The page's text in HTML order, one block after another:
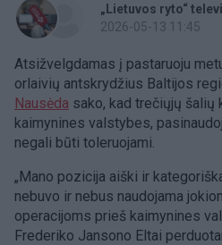
„Lietuvos ryto“
2026-05-13 11:45
Atsižvelgdamas į pastaruoju
orlaivių antskrydžius Baltijos
Nausėda sako, kad trečiųjų šalių
kaimynines valstybes,
negali būti toleruojami.
„Mano pozicija aiški ir
nebuvo ir nebus naudojama
operacijoms prieš kaimynines
Frederiko Jansono Eltai